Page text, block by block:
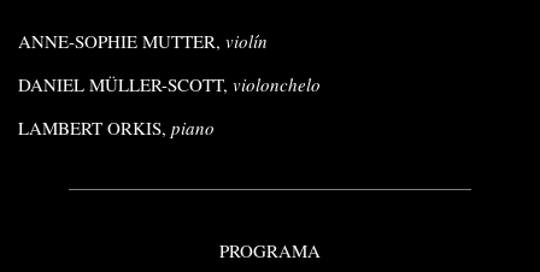
ANNE-SOPHIE MUTTER, violín
DANIEL MÜLLER-SCOTT, violonchelo
LAMBERT ORKIS, piano
PROGRAMA